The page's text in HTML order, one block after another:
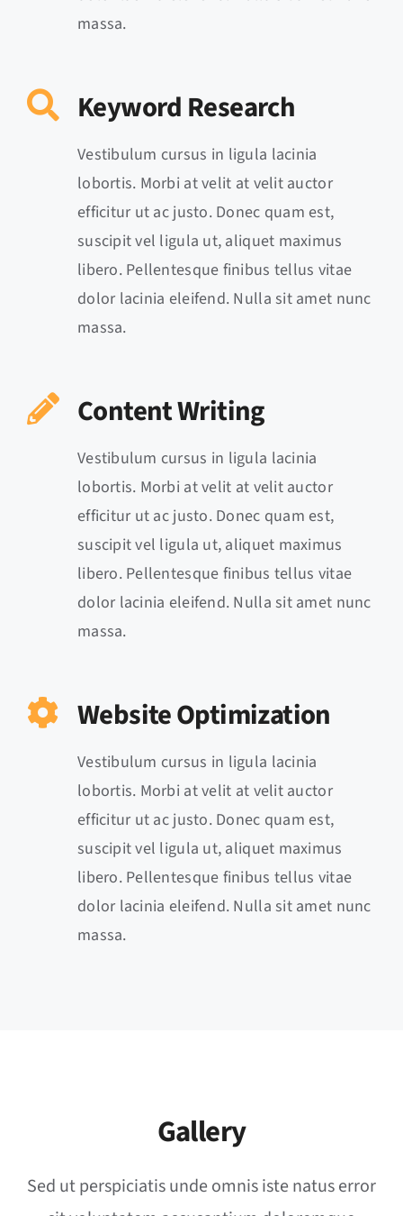
massa.
Keyword Research
Vestibulum cursus in ligula lacinia
lobortis. Morbi at velit at velit auctor
efficitur ut ac justo. Donec quam est,
suscipit vel ligula ut, aliquet maximus
libero. Pellentesque finibus tellus vitae
dolor lacinia eleifend. Nulla sit amet nunc
massa.
Content Writing
Vestibulum cursus in ligula lacinia
lobortis. Morbi at velit at velit auctor
efficitur ut ac justo. Donec quam est,
suscipit vel ligula ut, aliquet maximus
libero. Pellentesque finibus tellus vitae
dolor lacinia eleifend. Nulla sit amet nunc
massa.
Website Optimization
Vestibulum cursus in ligula lacinia
lobortis. Morbi at velit at velit auctor
efficitur ut ac justo. Donec quam est,
suscipit vel ligula ut, aliquet maximus
libero. Pellentesque finibus tellus vitae
dolor lacinia eleifend. Nulla sit amet nunc
massa.
Gallery
Sed ut perspiciatis unde omnis iste natus error